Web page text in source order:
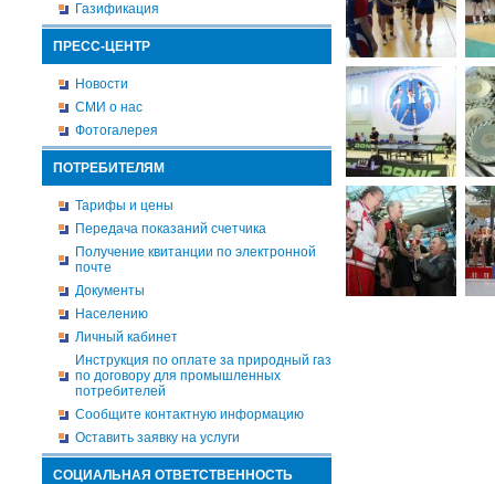
Газификация
ПРЕСС-ЦЕНТР
Новости
СМИ о нас
Фотогалерея
ПОТРЕБИТЕЛЯМ
Тарифы и цены
Передача показаний счетчика
Получение квитанции по электронной
почте
Документы
Населению
Личный кабинет
Инструкция по оплате за природный газ
по договору для промышленных
потребителей
Сообщите контактную информацию
Оставить заявку на услуги
СОЦИАЛЬНАЯ ОТВЕТСТВЕННОСТЬ